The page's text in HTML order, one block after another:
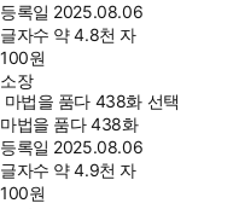
등록일 2025.08.06
글자수 약 4.8천 자
100원
소장
마법을 품다 438화 선택
마법을 품다 438화
등록일 2025.08.06
글자수 약 4.9천 자
100원